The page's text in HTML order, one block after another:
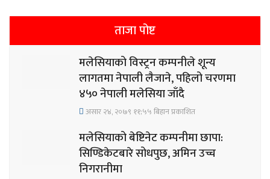
ताजा पोष्ट
मलेसियाको विस्ट्रन कम्पनीले शून्य
लागतमा नेपाली लैजाने, पहिलो चरणमा
४५० नेपाली मलेसिया जाँदै
असार २४, २०७९ ११;५५ बिहान प्रकाशित
मलेसियाको बेष्टिनेट कम्पनीमा छापा:
सिण्डिकेटबारे सोधपुछ, अमिन उच्च
निगरानीमा